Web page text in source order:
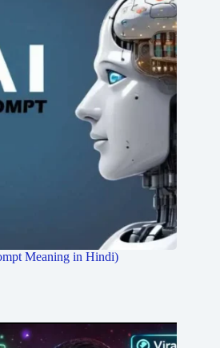
Meaning in Hindi)